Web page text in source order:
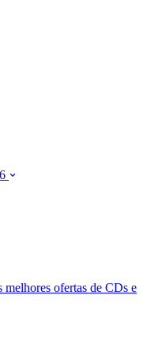
melhores ofertas de CDs e